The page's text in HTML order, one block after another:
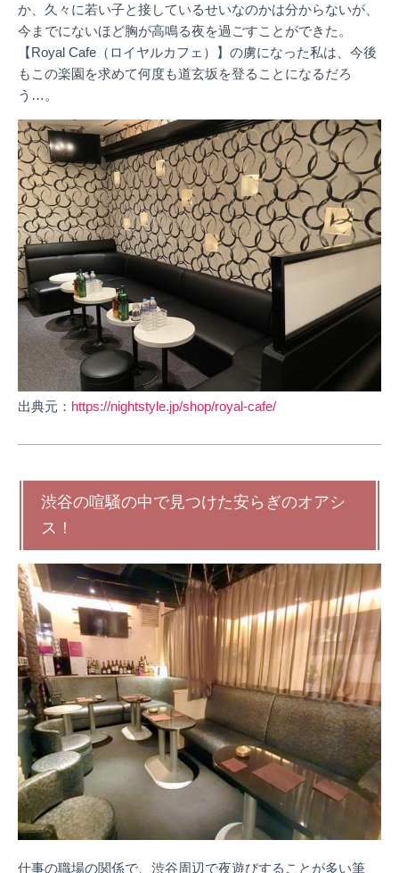
か、久々に若い子と接しているせいなのかは分からないが、
今までにないほど胸が高鳴る夜を過ごすことができた。
【Royal Cafe（ロイヤルカフェ）】の虜になった私は、今後
もこの楽園を求めて何度も道玄坂を登ることになるだろ
う…。
出典元： https://nightstyle.jp/shop/royal-cafe/
渋谷の喧騒の中で見つけた安らぎのオアシ
ス！
仕事の職場の関係で、渋谷周辺で夜遊びすることが多い筆